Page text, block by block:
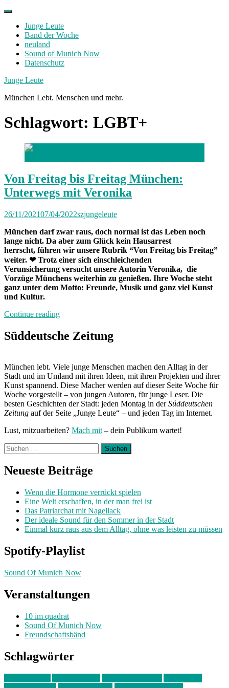
Skip
contentJunge Leute
Band der Woche
neuland
Sound of Munich Now
Datenschutz
Facebook
Twitter
Instagram
Junge Leute
München Lebt. Menschen und mehr.
Schlagwort: LGBT+
Von Freitag bis Freitag München:
Unterwegs mit Veronika
26/11/202107/04/2022szjungeleute
München darf zwar raus, doch normal ist das Leben noch
lange nicht. Da aber zum Glück kein Hausarrest
herrscht, führen wir unsere Rubrik “Von Freitag bis Freitag”
weiter. ❤Trotz einer sich einschleichenden
Verunsicherung versucht unsere Autorin Veronika, die
Vorzüge Münchens weiterhin zu genießen. Ihre Woche steht
ganz unter dem Motto: Freunde, Musik und ganz viel Kunst
und Kultur.
Continue reading„Von
bis
Freitag
mit
Veronika“
Süddeutsche Zeitung
München lebt. Viele junge Menschen machen den Alltag in der
Stadt und im Umland mit ihren Ideen, mit ihren Projekten und ihrer
Kunst spannend. Diese Macher werden auf dieser Seite Woche für
Woche vorgestellt – von jungen Autoren, für junge Leser. Die
besten Geschichten der Stadt: jeden Montag in derSüddeutschen
Zeitung auf der Seite „Junge Leute“ – und jeden Tag im Internet.
Lust, mitzuarbeiten? Mach mit – dein Publikum wartet!
Suchen
nach:
Neueste Beiträge
Wenn die Hormone verrückt spielen
Eine Welt erschaffen, in der man frei ist
Das Patriarchat mit Nagellack
Der ideale Sound für den Sommer in der Stadt
Einmal kurz raus aus dem Alltag, ohne was leisten zu müssen
Spotify-Playlist
Sound Of Munich Now
Veranstaltungen
10 im quadrat
Sound Of Munich Now
Freundschaftsbänd
Schlagwörter